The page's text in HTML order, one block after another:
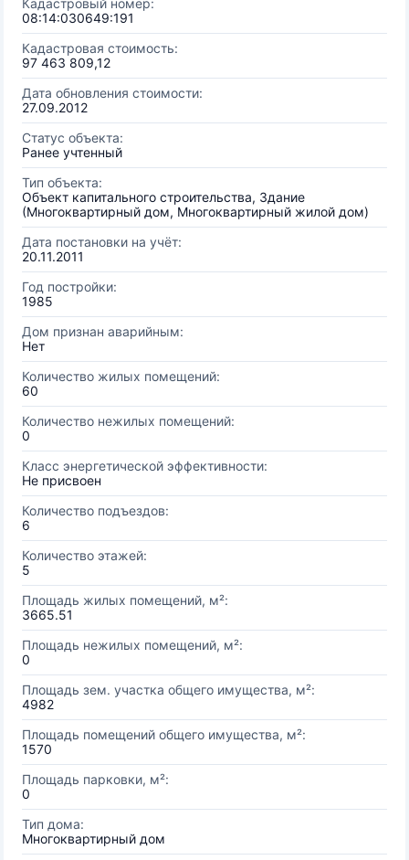
Кадастровый номер:
08:14:030649:191
Кадастровая стоимость:
97 463 809,12
Дата обновления стоимости:
27.09.2012
Статус объекта:
Ранее учтенный
Тип объекта:
Объект капитального строительства, Здание
(Многоквартирный дом, Многоквартирный жилой дом)
Дата постановки на учёт:
20.11.2011
Год постройки:
1985
Дом признан аварийным:
Нет
Количество жилых помещений:
60
Количество нежилых помещений:
0
Класс энергетической эффективности:
Не присвоен
Количество подъездов:
6
Количество этажей:
5
Площадь жилых помещений, м²:
3665.51
Площадь нежилых помещений, м²:
0
Площадь зем. участка общего имущества, м²:
4982
Площадь помещений общего имущества, м²:
1570
Площадь парковки, м²:
0
Тип дома:
Многоквартирный дом